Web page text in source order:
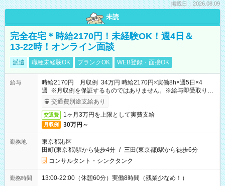
掲載日：2026.08.09
未読
完全在宅＊時給2170円！未経験OK！週4日＆
13-22時！オンライン面談
派遣 職種未経験OK ブランクOK WEB登録・面接OK
給与
時給2170円 月収例 34万円 時給2170円×実働8h×週5日×4
週 ※月収例を保証するものではありません。※給与即受取りサ
ービス利用可（利用条件有）
交通費別途支給あり
交通費 1ヶ月3万円を上限として実費支給
月収例 30万円～
勤務地
東京都港区
田町(東京都)駅から徒歩4分 / 三田(東京都)駅から徒歩6分
コンサルタント・シンクタンク
勤務時間 13:00-22:00（休憩60分）実働8時間（残業少なめ！）